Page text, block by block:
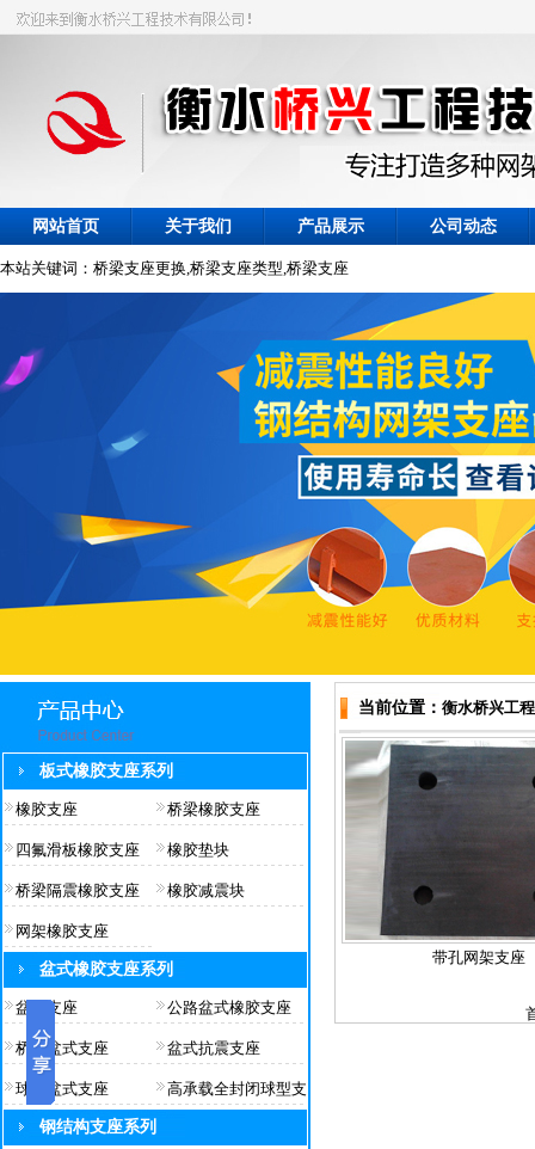
网站首页 关于我们 产品展示 公司动态
本站关键词：桥梁支座更换,桥梁支座类型,桥梁支座
板式橡胶支座系列
橡胶支座 桥梁橡胶支座
四氟滑板橡胶支座 橡胶垫块
桥梁隔震橡胶支座 橡胶减震块
网架橡胶支座
盆式橡胶支座系列
盆式支座 公路盆式橡胶支座
桥梁盆式支座 盆式抗震支座
球型盆式支座 高承载全封闭球型支
钢结构支座系列
当前位置： 衡水桥兴工
带孔网架支座